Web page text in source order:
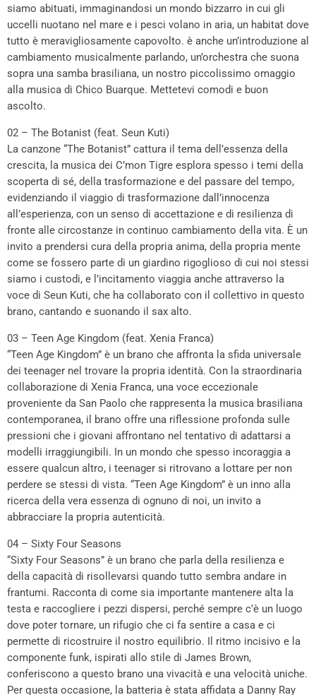
siamo abituati, immaginandosi un mondo bizzarro in cui gli
uccelli nuotano nel mare e i pesci volano in aria, un habitat dove
tutto è meravigliosamente capovolto. è anche un’introduzione al
cambiamento musicalmente parlando, un’orchestra che suona
sopra una samba brasiliana, un nostro piccolissimo omaggio
alla musica di Chico Buarque. Mettetevi comodi e buon
ascolto.
02 – The Botanist (feat. Seun Kuti)
La canzone “The Botanist” cattura il tema dell’essenza della
crescita, la musica dei C’mon Tigre esplora spesso i temi della
scoperta di sé, della trasformazione e del passare del tempo,
evidenziando il viaggio di trasformazione dall’innocenza
all’esperienza, con un senso di accettazione e di resilienza di
fronte alle circostanze in continuo cambiamento della vita. È un
invito a prendersi cura della propria anima, della propria mente
come se fossero parte di un giardino rigoglioso di cui noi stessi
siamo i custodi, e l’incitamento viaggia anche attraverso la
voce di Seun Kuti, che ha collaborato con il collettivo in questo
brano, cantando e suonando il sax alto.
03 – Teen Age Kingdom (feat. Xenia Franca)
“Teen Age Kingdom” è un brano che affronta la sfida universale
dei teenager nel trovare la propria identità. Con la straordinaria
collaborazione di Xenia Franca, una voce eccezionale
proveniente da San Paolo che rappresenta la musica brasiliana
contemporanea, il brano offre una riflessione profonda sulle
pressioni che i giovani affrontano nel tentativo di adattarsi a
modelli irraggiungibili. In un mondo che spesso incoraggia a
essere qualcun altro, i teenager si ritrovano a lottare per non
perdere se stessi di vista. “Teen Age Kingdom” è un inno alla
ricerca della vera essenza di ognuno di noi, un invito a
abbracciare la propria autenticità.
04 – Sixty Four Seasons
“Sixty Four Seasons” è un brano che parla della resilienza e
della capacità di risollevarsi quando tutto sembra andare in
frantumi. Racconta di come sia importante mantenere alta la
testa e raccogliere i pezzi dispersi, perché sempre c’è un luogo
dove poter tornare, un rifugio che ci fa sentire a casa e ci
permette di ricostruire il nostro equilibrio. Il ritmo incisivo e la
componente funk, ispirati allo stile di James Brown,
conferiscono a questo brano una vivacità e una velocità uniche.
Per questa occasione, la batteria è stata affidata a Danny Ray